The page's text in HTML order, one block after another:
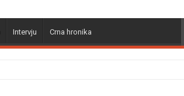
Intervju Crna hronika